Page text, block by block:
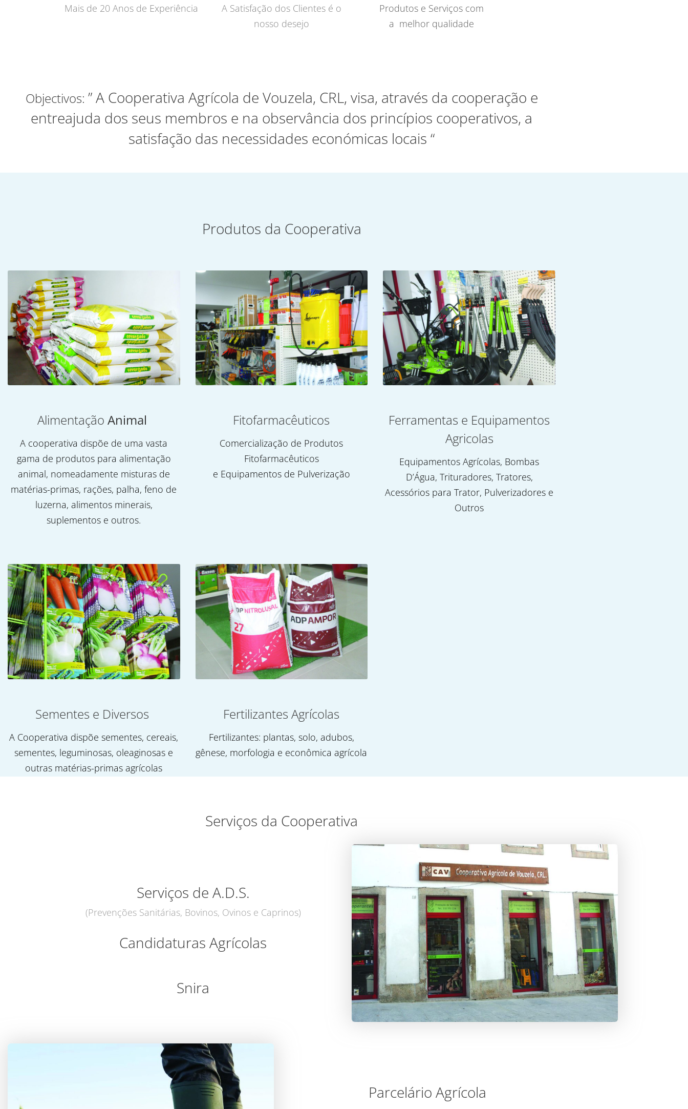
Mais de 20 Anos de Experiência
A Satisfação dos Clientes é o
nosso desejo
Produtos e Serviços com
a melhor qualidade
Objectivos: ” A Cooperativa Agrícola de Vouzela, CRL, visa, através da cooperação e
entreajuda dos seus membros e na observância dos princípios cooperativos, a
satisfação das necessidades económicas locais “
Produtos da Cooperativa
Alimentação Animal
A cooperativa dispõe de uma vasta
gama de produtos para alimentação
animal, nomeadamente misturas de
matérias-primas, rações, palha, feno de
luzerna, alimentos minerais,
suplementos e outros.
Fitofarmacêuticos
Comercialização de Produtos
Fitofarmacêuticos
e Equipamentos de Pulverização
Ferramentas e Equipamentos
Agricolas
Equipamentos Agrícolas, Bombas
D’Água, Trituradores, Tratores,
Acessórios para Trator, Pulverizadores e
Outros
Sementes e Diversos
A Cooperativa dispõe sementes, cereais,
sementes, leguminosas, oleaginosas e
outras matérias-primas agrícolas
Fertilizantes Agrícolas
Fertilizantes: plantas, solo, adubos,
gênese, morfologia e econômica agrícola
Serviços da Cooperativa
Serviços de A.D.S.
(Prevenções Sanitárias, Bovinos, Ovinos e Caprinos)
Candidaturas Agrícolas
Snira
Parcelário Agrícola